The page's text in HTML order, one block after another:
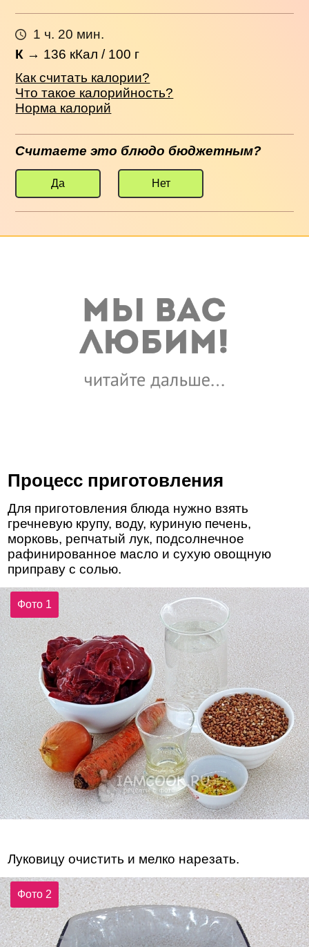
1 ч. 20 мин.
К → 136 кКал / 100 г
Как считать калории?
Что такое калорийность?
Норма калорий
Считаете это блюдо бюджетным?
Да Нет
Процесс приготовления
Для приготовления блюда нужно взять
гречневую крупу, воду, куриную печень,
морковь, репчатый лук, подсолнечное
рафинированное масло и сухую овощную
приправу с солью.
Фото 1
Луковицу очистить и мелко нарезать.
Фото 2